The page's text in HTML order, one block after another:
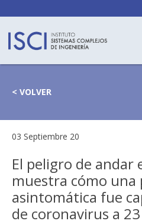
< VOLVER
03 Septiembre 20
El peligro de andar
muestra cómo una
asintomática fue
de coronavirus a